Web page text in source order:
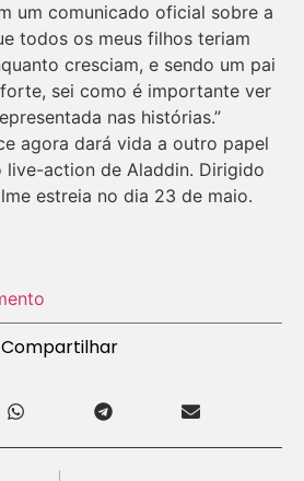
um comunicado oficial sobre a
todos os meus filhos teriam
cresciam, e sendo um pai
sei como é importante ver
nas histórias.”
agora dará vida a outro papel
live-action de Aladdin. Dirigido
estreia no dia 23 de maio.
Compartilhar